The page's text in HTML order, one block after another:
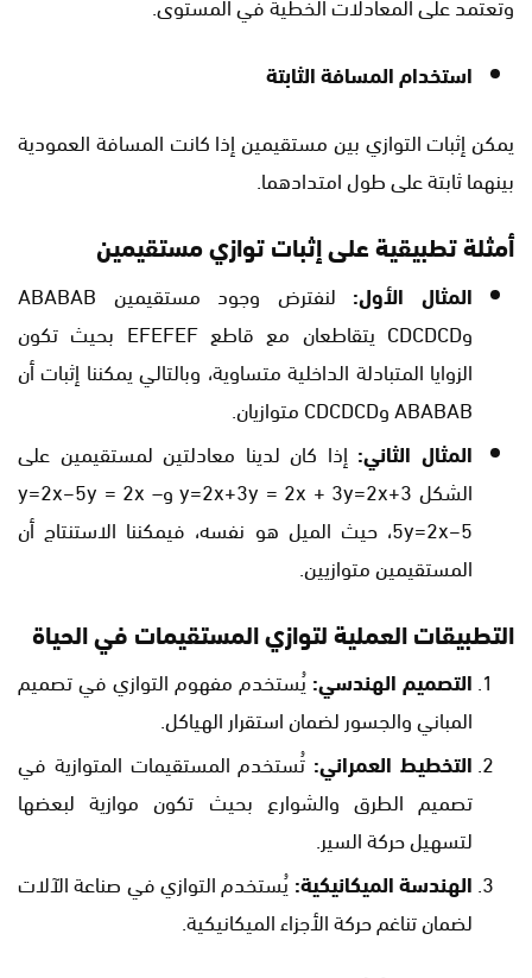
استخدام المسافة الثابتة
يمكن إثبات التوازي بين مستقيمين إذا كانت المسافة العمودية
بينهما ثابتة على طول امتدادهما.
أمثلة تطبيقية على إثبات توازي مستقيمين
المثال الأول:
لنفترض وجود مستقيمين ABABAB
وCDCDCD يتقاطعان مع قاطع EFEFEF بحيث تكون
الزوايا المتبادلة الداخلية متساوية، وبالتالي يمكننا إثبات أن
ABABAB وCDCDCD متوازيان.
المثال الثاني: إذا كان لدينا معادلتين لمستقيمين على
الشكل y=2x+3y = 2x + 3y=2x+3 وy=2x−5y = 2x –
5y=2x−5، حيث الميل هو نفسه، فيمكننا الاستنتاج أن
المستقيمين متوازيين.
التطبيقات العملية لتوازي المستقيمات في الحياة
التصميم الهندسي:يُستخدم مفهوم التوازي في تصميم
المباني والجسور لضمان استقرار الهياكل.
التخطيط العمراني: تُستخدم المستقيمات المتوازية في
تصميم الطرق والشوارع بحيث تكون موازية لبعضها
لتسهيل حركة السير.
الهندسة الميكانيكية:يُستخدم التوازي في صناعة الآلات
لضمان تناغم حركة الأجزاء الميكانيكية.